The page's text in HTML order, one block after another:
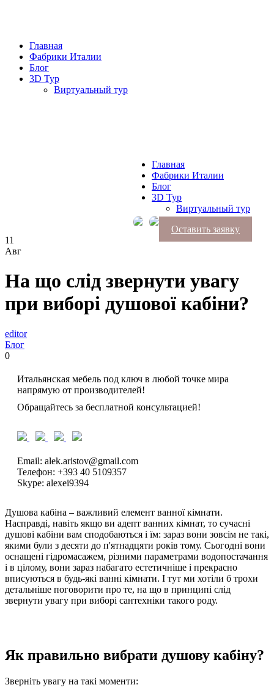
Главная
Фабрики Италии
Блог
3D Тур
Виртуальный тур
Главная
Фабрики Италии
Блог
3D Тур
Виртуальный тур
Оставить заявку
11
Авг
На що слід звернути увагу
при виборі душової кабіни?
editor
Блог
0
Итальянская мебель под ключ в любой точке мира
напрямую от производителей!
Обращайтесь за бесплатной консультацией!
Email: alek.aristov@gmail.com
Телефон: +393 40 5109357
Skype: alexei9394
Душова кабіна – важливий елемент ванної кімнати.
Насправді, навіть якщо ви адепт ванних кімнат, то сучасні
душові кабіни вам сподобаються і їм: зараз вони зовсім не такі,
якими були з десяти до п'ятнадцяти років тому. Сьогодні вони
оснащені гідромасажем, різними параметрами водопостачання
і в цілому, вони зараз набагато естетичніше і прекрасно
вписуються в будь-які ванні кімнати. І тут ми хотіли б трохи
детальніше поговорити про те, на що в принципі слід
звернути увагу при виборі сантехніки такого роду.
Як правильно вибрати душову кабіну?
Зверніть увагу на такі моменти: